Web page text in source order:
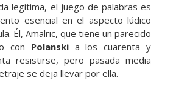
legítima, el juego de palabras es
esencial en el aspecto lúdico
Él, Amalric, que tiene un parecido
con Polanskia los cuarenta y
resistirse, pero pasada media
se deja llevar por ella.